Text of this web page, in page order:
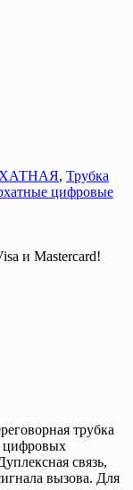
, Трубка
цифровые
и Mastercard!
трубка
цифровых
связь,
вызова. Для